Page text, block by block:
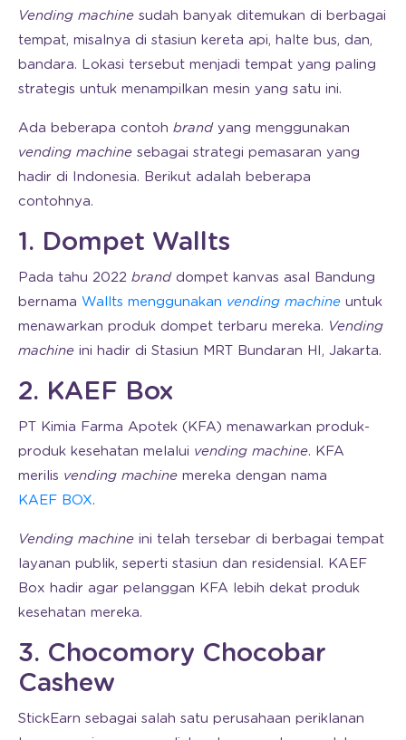
Vending machine sudah banyak ditemukan di berbagai
tempat, misalnya di stasiun kereta api, halte bus, dan,
bandara. Lokasi tersebut menjadi tempat yang paling
strategis untuk menampilkan mesin yang satu ini.
Ada beberapa contoh brand yang menggunakan
vending machine sebagai strategi pemasaran yang
hadir di Indonesia. Berikut adalah beberapa
contohnya.
1. Dompet Wallts
Pada tahu 2022 brand dompet kanvas asal Bandung
bernama Wallts menggunakan vending machine untuk
menawarkan produk dompet terbaru mereka. Vending
machine ini hadir di Stasiun MRT Bundaran HI, Jakarta.
2. KAEF Box
PT Kimia Farma Apotek (KFA) menawarkan produk-
produk kesehatan melalui vending machine. KFA
merilis vending machine mereka dengan nama
KAEF BOX.
Vending machine ini telah tersebar di berbagai tempat
layanan publik, seperti stasiun dan residensial. KAEF
Box hadir agar pelanggan KFA lebih dekat produk
kesehatan mereka.
3. Chocomory Chocobar
Cashew
StickEarn sebagai salah satu perusahaan periklanan